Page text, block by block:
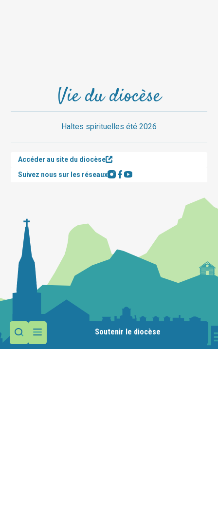
Soutenir le diocèse
Vie du diocèse
Haltes spirituelles été 2026
Accéder au site du diocèse
Suivez nous sur les réseaux